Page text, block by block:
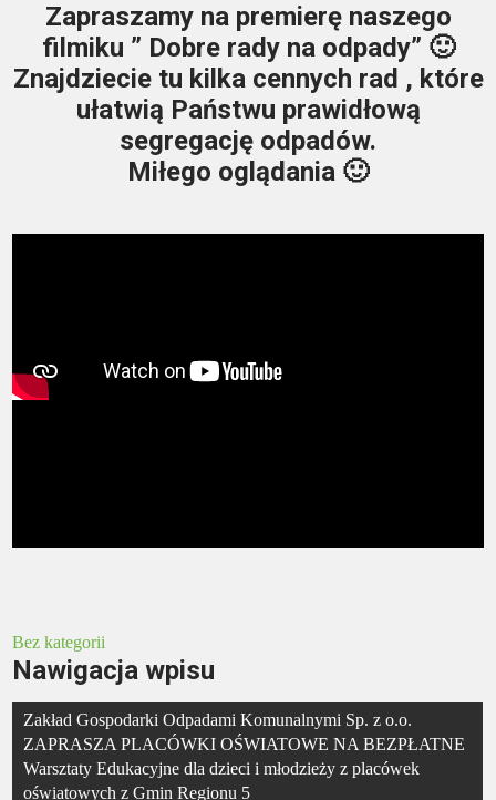
Zapraszamy na premierę naszego
filmiku ” Dobre rady na odpady” 🙂
Znajdziecie tu kilka cennych rad , które
ułatwią Państwu prawidłową
segregację odpadów.
Miłego oglądania 🙂
Bez kategorii
Nawigacja wpisu
Zakład Gospodarki Odpadami Komunalnymi Sp. z o.o.
ZAPRASZA PLACÓWKI OŚWIATOWE NA BEZPŁATNE
Warsztaty Edukacyjne dla dzieci i młodzieży z placówek
oświatowych z Gmin Regionu 5